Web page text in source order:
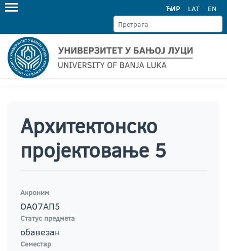
ЋИР LAT EN
Архитектонско
пројектовање 5
Акроним
ОА07АП5
Статус предмета
обавезан
Семестар